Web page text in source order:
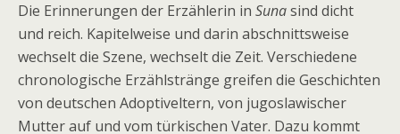
Die Erinnerungen der Erzählerin in Sunasind dicht
und reich. Kapitelweise und darin abschnittsweise
wechselt die Szene, wechselt die Zeit. Verschiedene
chronologische Erzählstränge greifen die Geschichten
von deutschen Adoptiveltern, von jugoslawischer
Mutter auf und vom türkischen Vater. Dazu kommt